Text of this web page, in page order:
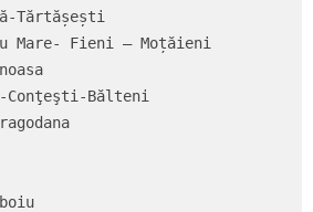
Tărtășești
Mare- Fieni – Moțăieni
Conţeşti-Bălteni